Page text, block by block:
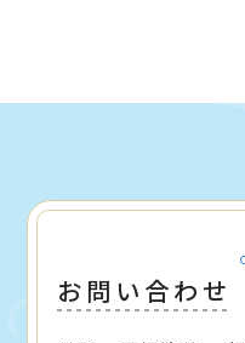
お問い合わせ